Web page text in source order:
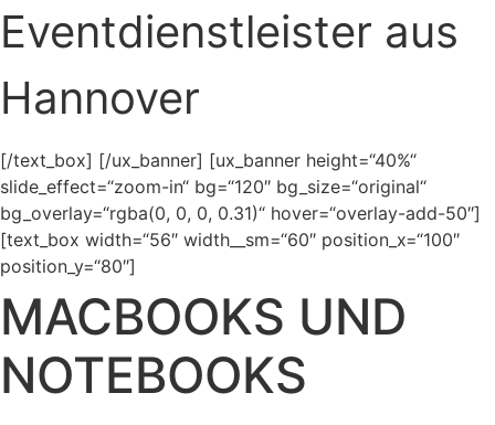
Eventdienstleister aus
Hannover
[/text_box] [/ux_banner] [ux_banner height=“40%“
slide_effect=“zoom-in“ bg=“120″ bg_size=“original“
bg_overlay=“rgba(0, 0, 0, 0.31)“ hover=“overlay-add-50″]
[text_box width=“56″ width__sm=“60″ position_x=“100″
position_y=“80″]
MACBOOKS UND
NOTEBOOKS